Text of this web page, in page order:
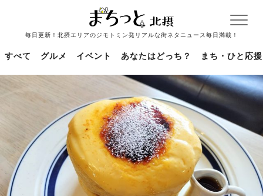
毎日更新！北摂エリアのジモトミン発リアルな街ネタニュース毎日満載！
すべて グルメ イベント あなたはどっち？ まち・ひと応援